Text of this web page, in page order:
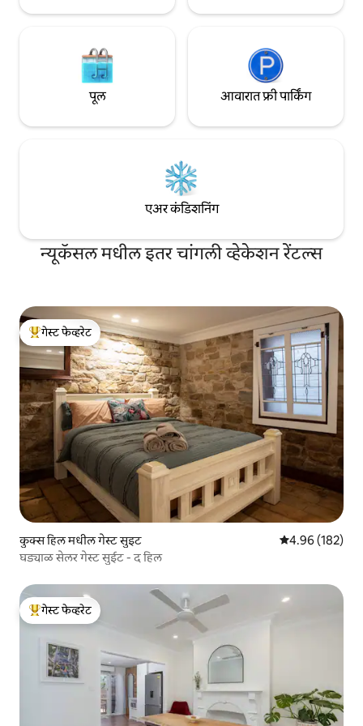
पूल आवारात फ्री पार्किंग
एअर कंडिशनिंग
न्यूकॅसल मधील इतर चांगली व्हेकेशन रेंटल्स
टॉप गेस्ट फेव्हरेट
गेस्ट फेव्हरेट
कुक्स हिल मधील गेस्ट सुइट 5 पैकी 4.96
4.96 (182)
घड्याळ सेलर गेस्ट सुईट - द हिल
टॉप गेस्ट फेव्हरेट
गेस्ट फेव्हरेट